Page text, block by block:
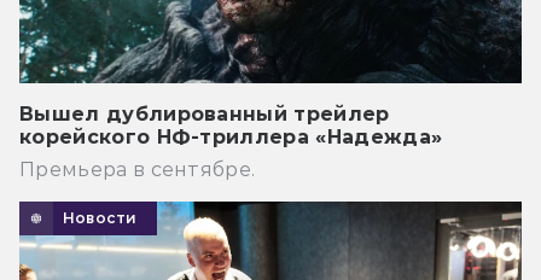
Вышел дублированный трейлер
корейского НФ-триллера «Надежда»
Премьера в сентябре.
Новости